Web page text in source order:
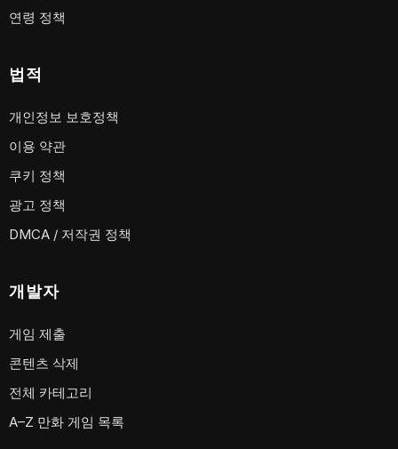
연령 정책
법적
개인정보 보호정책
이용 약관
쿠키 정책
광고 정책
DMCA / 저작권 정책
개발자
게임 제출
콘텐츠 삭제
전체 카테고리
A–Z 만화 게임 목록